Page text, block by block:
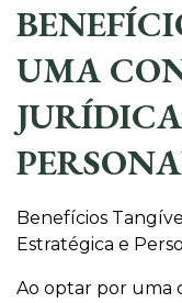
UMA
Benefícios
Estratégica e
Ao optar por uma